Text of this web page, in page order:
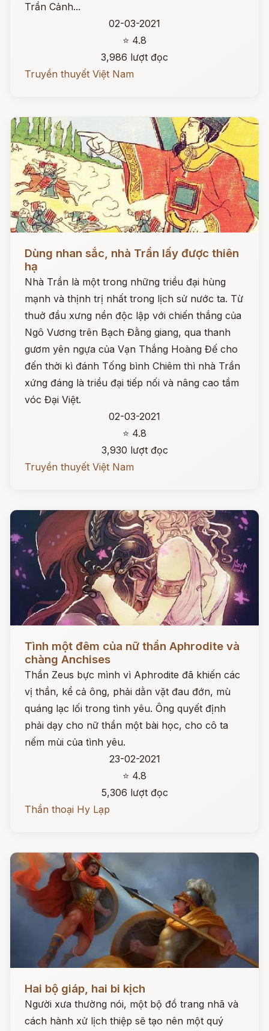
Trần Cảnh...
02-03-2021
⭐ 4.8
3,986 lượt đọc
Truyền thuyết Việt Nam
Dùng nhan sắc, nhà Trần lấy được thiên
hạ
Nhà Trần là một trong những triều đại hùng
mạnh và thịnh trị nhất trong lịch sử nước ta. Từ
thuở đầu xưng nền độc lập với chiến thắng của
Ngô Vương trên Bạch Đằng giang, qua thanh
gươm yên ngựa của Vạn Thắng Hoàng Đế cho
đến thời kì đánh Tống bình Chiêm thì nhà Trần
xứng đáng là triều đại tiếp nối và nâng cao tầm
vóc Đại Việt.
02-03-2021
⭐ 4.8
3,930 lượt đọc
Truyền thuyết Việt Nam
Tình một đêm của nữ thần Aphrodite và
chàng Anchises
Thần Zeus bực mình vì Aphrodite đã khiến các
vị thần, kể cả ông, phải dằn vặt đau đớn, mù
quáng lạc lối trong tình yêu. Ông quyết định
phải dạy cho nữ thần một bài học, cho cô ta
nếm mùi của tình yêu.
23-02-2021
⭐ 4.8
5,306 lượt đọc
Thần thoại Hy Lạp
Hai bộ giáp, hai bi kịch
Người xưa thường nói, một bộ đồ trang nhã và
cách hành xử lịch thiệp sẽ tạo nên một quý